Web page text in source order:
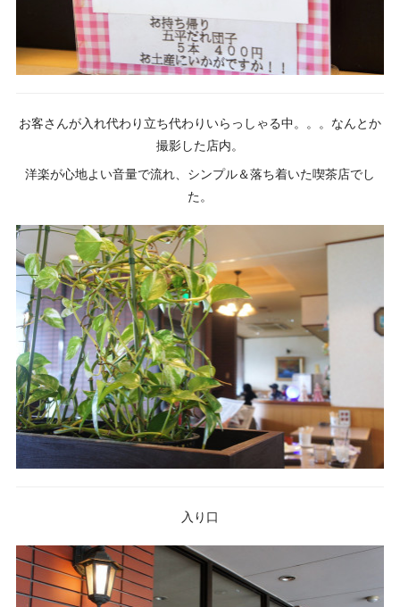
お客さんが入れ代わり立ち代わりいらっしゃる中。。。なんとか
撮影した店内。
洋楽が心地よい音量で流れ、シンプル＆落ち着いた喫茶店でし
た。
入り口